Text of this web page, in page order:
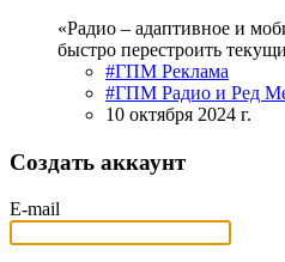
«Радио – адаптивное и
быстро перестроить
#ГПМ Реклама
#ГПМ Радио и Ред
10 октября 2024 г.
Создать аккаунт
E-mail